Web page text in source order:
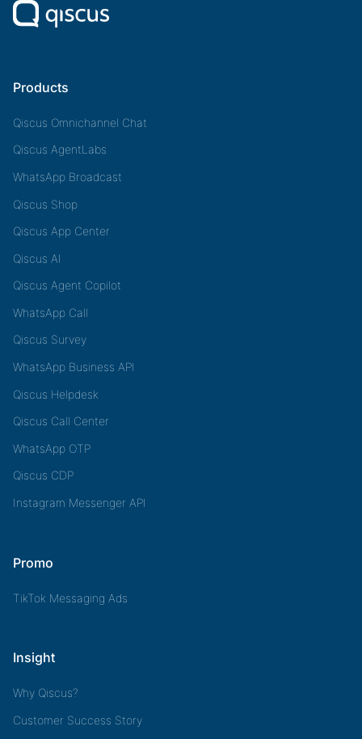
Products
Qiscus Omnichannel Chat
Qiscus AgentLabs
WhatsApp Broadcast
Qiscus Shop
Qiscus App Center
Qiscus AI
Qiscus Agent Copilot
WhatsApp Call
Qiscus Survey
WhatsApp Business API
Qiscus Helpdesk
Qiscus Call Center
WhatsApp OTP
Qiscus CDP
Instagram Messenger API
Promo
TikTok Messaging Ads
Insight
Why Qiscus?
Customer Success Story